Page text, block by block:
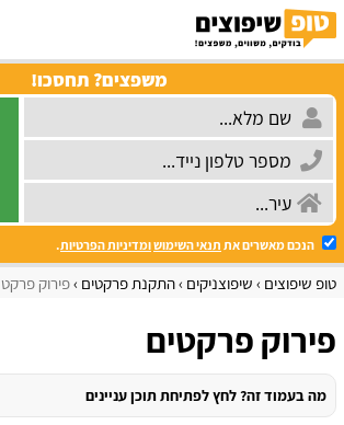
משפצים? תחסכו!
הנכם מאשרים את תנאי השימושומדיניות הפרטיות.
טופ שיפוצים שיפוצניקים התקנת פרקטים פירוק פרקט
פירוק פרקטים
מה בעמוד זה? לחץ לפתיחת תוכן עניינים